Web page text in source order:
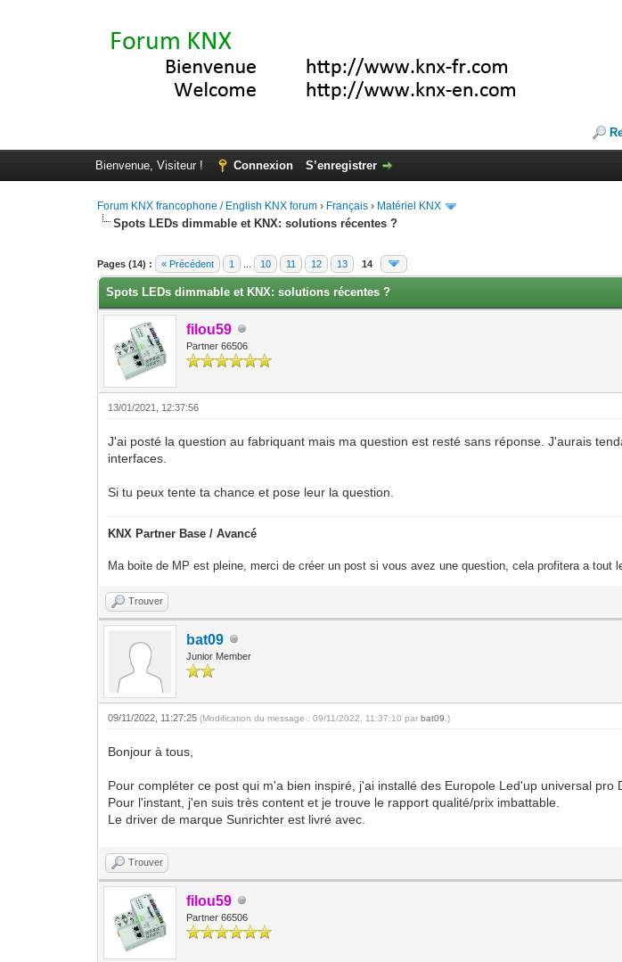
Bienvenue, Visiteur ! Connexion S’enregistrer
Forum KNX francophone / English KNX forum › Français › Matériel KNX
Spots LEDs dimmable et KNX: solutions récentes ?
Pages (14) : « Précédent 1 10 11 12 13 14
Moyenne : 5 (2 vote(s))
1
2
3
4
5
Spots LEDs dimmable et KNX: solutions récentes ?
filou59
Partner 66506
13/01/2021, 12:37:56
J'ai posté la question au fabriquant mais ma question est resté sans réponse. J'aurais
interfaces.
Si tu peux tente ta chance et pose leur la question.
KNX Partner Base / Avancé
Ma boite de MP est pleine, merci de créer un post si vous avez une question, cela profitera a tout
Trouver
bat09
Junior Member
09/11/2022, 11:27:25(Modification du message : 09/11/2022, 11:37:10 parbat09 .)
Bonjour à tous,
Pour compléter ce post qui m'a bien inspiré, j'ai installé des Europole Led'up universal pro
Pour l'instant, j'en suis très content et je trouve le rapport qualité/prix imbattable.
Le driver de marque Sunrichter est livré avec.
Trouver
filou59
Partner 66506